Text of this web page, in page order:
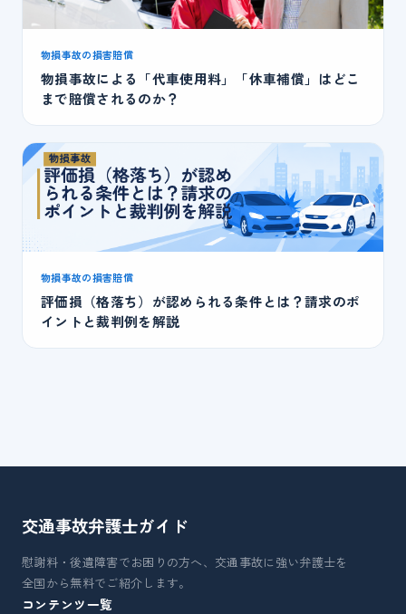
物損事故の損害賠償
物損事故による「代車使用料」「休車補償」はどこ
まで賠償されるのか？
物損事故の損害賠償
評価損（格落ち）が認められる条件とは？請求のポ
イントと裁判例を解説
交通事故弁護士ガイド
慰謝料・後遺障害でお困りの方へ、交通事故に強い弁護士を
全国から無料でご紹介します。
コンテンツ一覧